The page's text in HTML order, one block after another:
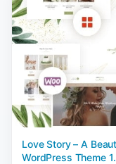
Love Story – A
WordPress Theme